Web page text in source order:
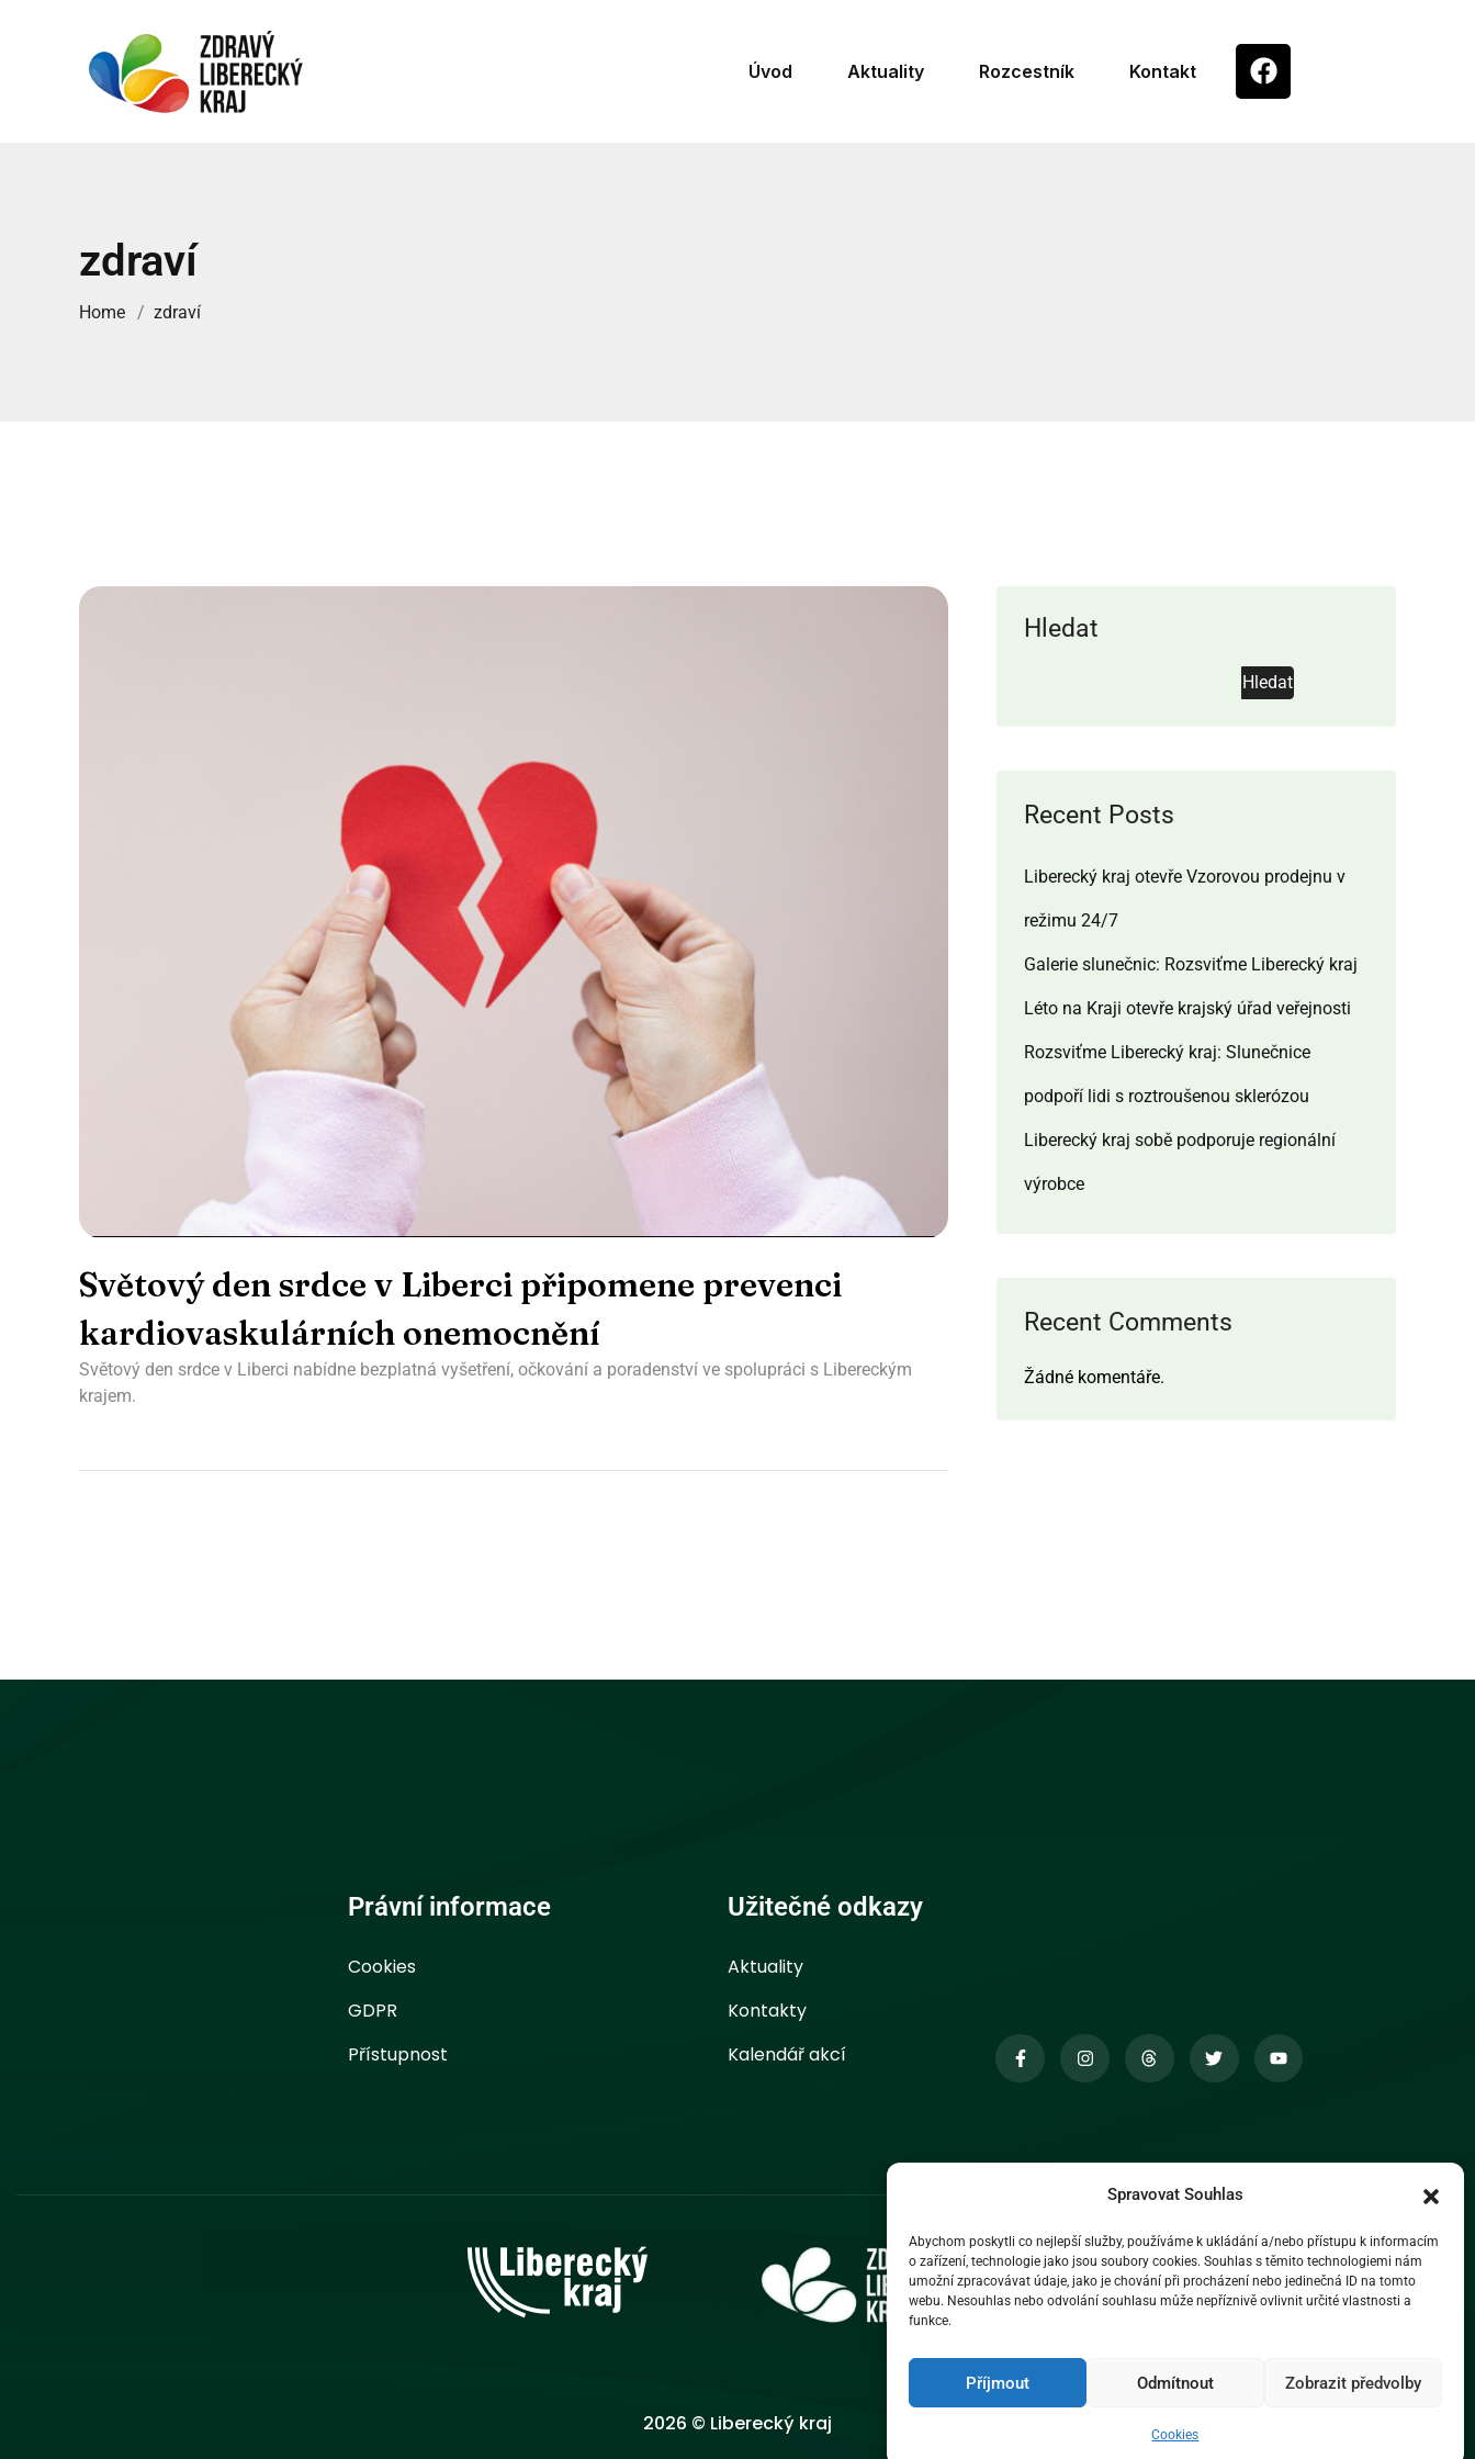
Spravovat Souhlas
Abychom poskytli co nejlepší služby, používáme k ukládání a/nebo přístupu k informacím
o zařízení, technologie jako jsou soubory cookies. Souhlas s těmito technologiemi nám
umožní zpracovávat údaje, jako je chování při procházení nebo jedinečná ID na tomto
webu. Nesouhlas nebo odvolání souhlasu může nepříznivě ovlivnit určité vlastnosti a
funkce.
Příjmout Odmítnout Zobrazit předvolby
Cookies
Úvod Aktuality Rozcestník Kontakt
zdraví
Home zdraví
Hledat
Hledat
Recent Posts
Liberecký kraj otevře Vzorovou prodejnu v
režimu 24/7
Galerie slunečnic: Rozsviťme Liberecký kraj
Léto na Kraji otevře krajský úřad veřejnosti
Rozsviťme Liberecký kraj: Slunečnice
podpoří lidi s roztroušenou sklerózou
Liberecký kraj sobě podporuje regionální
výrobce
Recent Comments
Žádné komentáře.
Světový den srdce v Liberci připomene prevenci
kardiovaskulárních onemocnění
Světový den srdce v Liberci nabídne bezplatná vyšetření, očkování a poradenství ve spolupráci s Libereckým
krajem.
Právní informace
Cookies
GDPR
Přístupnost
Užitečné odkazy
Aktuality
Kontakty
Kalendář akcí
2026 © Liberecký kraj